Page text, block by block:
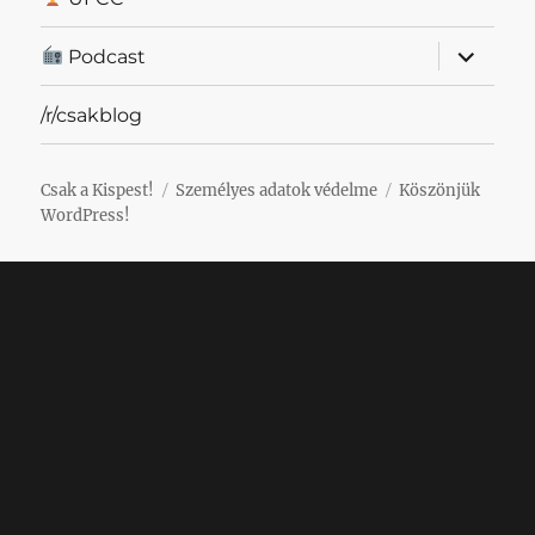
Podcast
almenü
/r/csakblog
Csak a Kispest! Személyes adatok védelme
Köszönjük
WordPress!